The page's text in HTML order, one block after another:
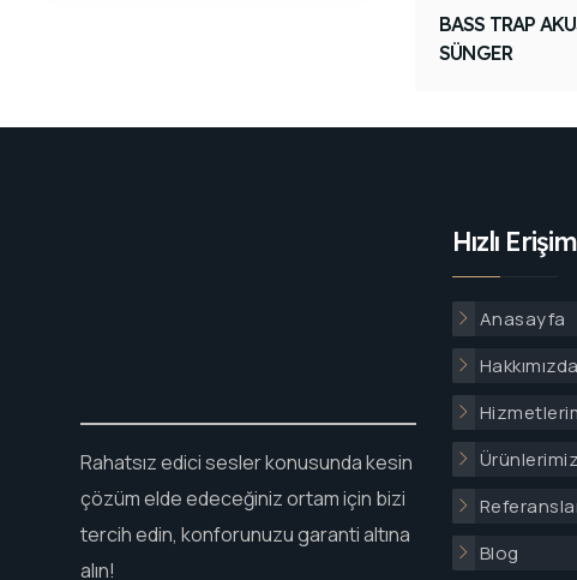
BASS TRAP
SÜNGER
Rahatsız edici sesler konusunda kesin
çözüm elde edeceğiniz ortam için bizi
tercih edin, konforunuzu garanti altına
alın!
Hızlı Erişim
Anasayfa
Hakkımızda
Ürünlerimiz
Blog